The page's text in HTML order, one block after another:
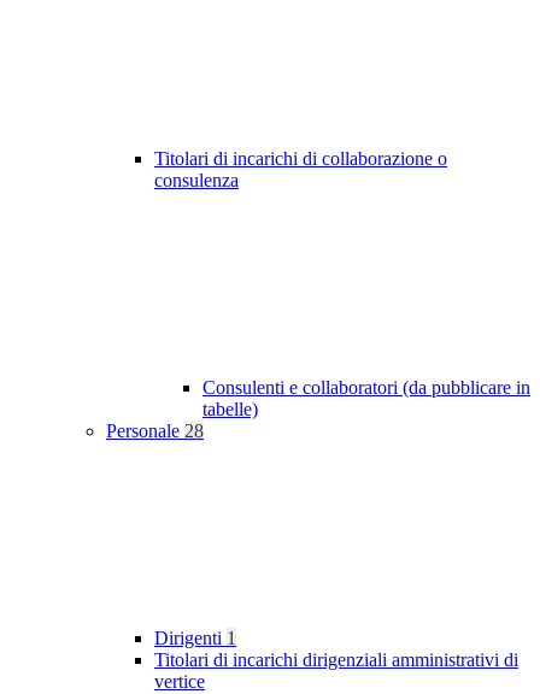
Titolari di incarichi di collaborazione o
consulenza
Consulenti e collaboratori (da pubblicare in
tabelle)
Personale 28
Dirigenti 1
Titolari di incarichi dirigenziali amministrativi di
vertice